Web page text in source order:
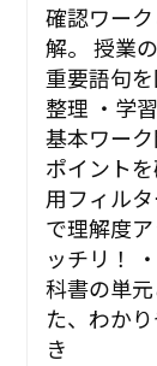
確認ワー
解。 授業
重要語句
整理 ・学
基本ワー
ポイント
用フィル
で理解度
ッチリ！
科書の単
た、わか
き